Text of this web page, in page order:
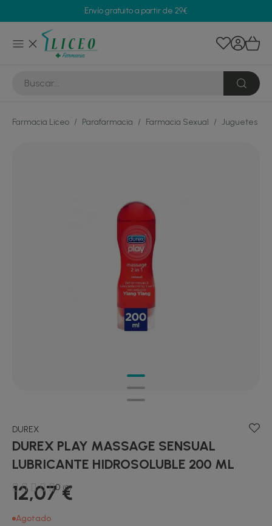
Envío gratuito a partir de 29€
Farmacia Liceo / Parafarmacia / Farmacia Sexual / Juguetes
DUREX
DUREX PLAY MASSAGE SENSUAL
LUBRICANTE HIDROSOLUBLE 200 ML
12,07 €
0 (0)
Agotado